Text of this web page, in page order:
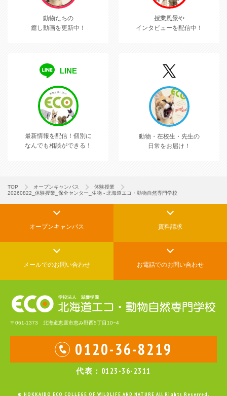
動物たちの
癒し動画を更新中！
授業風景や
インタビューを配信中！
LINE
最新情報を配信！ 個別に
なんでも相談ができる！
動物・在校生・先生の
日常をお届け！
TOP オープンキャンパス
体験授業
20260822_体験授業_保全センター_生物 - 北海道エコ・動物自然専門学校
オープンキャンパス 資料請求
メールでのお問い合わせ お電話でのお問い合わせ
〒061-1373 北海道恵庭市恵み野西5丁目10−4
0120-36-8219
代表：0123-36-2311
© HOKKAIDO ECO COLLEGE OF WILDLIFE AND NATURE All Rights Reserved.